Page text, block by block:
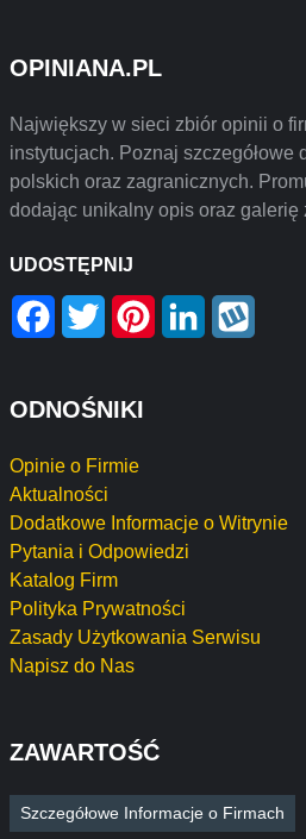
OPINIANA.PL
Największy w sieci zbiór opinii o
instytucjach. Poznaj szczegółowe
polskich oraz zagranicznych.
dodając unikalny opis oraz galerię
UDOSTĘPNIJ
Facebook
Twitter PinterestLinkedIn
ODNOŚNIKI
Opinie o Firmie
Aktualności
Dodatkowe Informacje o Witrynie
Pytania i Odpowiedzi
Katalog Firm
Polityka Prywatności
Zasady Użytkowania Serwisu
Napisz do Nas
ZAWARTOŚĆ
Szczegółowe Informacje o Firmach